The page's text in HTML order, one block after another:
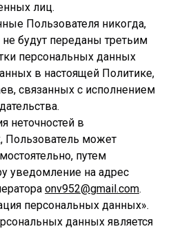
лиц.
Пользователя никогда,
не будут переданы третьим
персональных данных
в настоящей Политике,
связанных с исполнением
неточностей в
Пользователь может
путем
уведомление на адрес
onv952@gmail.com.
персональных данных».
данных является